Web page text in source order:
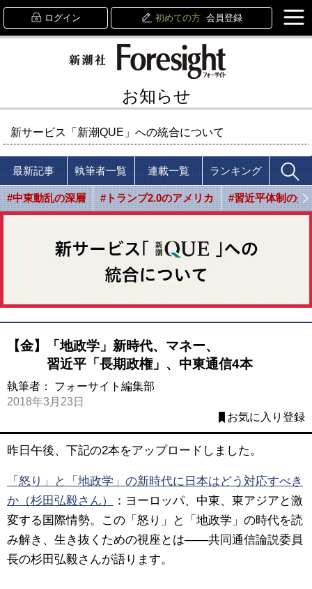
ログイン 初めての方 会員登録
お知らせ
新サービス「新潮QUE」への統合について
最新記事 執筆者一覧 連載一覧 ランキング
#中東動乱の深層 #トランプ2.0のアメリカ #習近平体制の光
【金】「地政学」新時代、マネー、
習近平「長期政権」、中東通信4本
執筆者： フォーサイト編集部
2018年3月23日
お気に入り登録
昨日午後、下記の2本をアップロードしました。
「怒り」と「地政学」の新時代に日本はどう対応すべき
か（杉田弘毅さん）
： ヨーロッパ、中東、東アジアと激
変する国際情勢。この「怒り」と「地政学」の時代を読
み解き、生き抜くための視座とは――共同通信論説委員
長の杉田弘毅さんが語ります。